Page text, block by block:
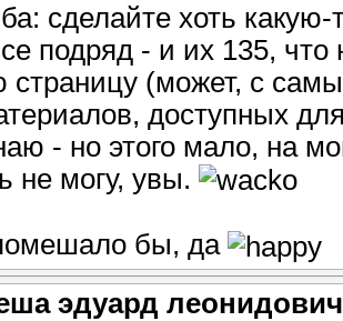
сделайте хоть какую-
подряд - и их 135,
(может, с
доступных
- но этого мало, на
не могу, увы.
бы, да
эдуард леонидович